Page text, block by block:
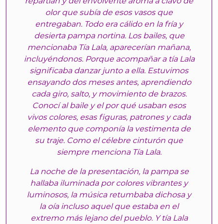
olor que subía de esos vasos que
entregaban. Todo era cálido en la fría y
desierta pampa nortina. Los bailes, que
mencionaba Tía Lala, aparecerían mañana,
incluyéndonos. Porque acompañar a tía Lala
significaba danzar junto a ella. Estuvimos
ensayando dos meses antes, aprendiendo
cada giro, salto, y movimiento de brazos.
Conocí al baile y el por qué usaban esos
vivos colores, esas figuras, patrones y cada
elemento que componía la vestimenta de
su traje. Como el célebre cinturón que
siempre menciona Tía Lala.
La noche de la presentación, la pampa se
hallaba iluminada por colores vibrantes y
luminosos, la música retumbaba dichosa y
la oía incluso aquel que estaba en el
extremo más lejano del pueblo. Y tía Lala